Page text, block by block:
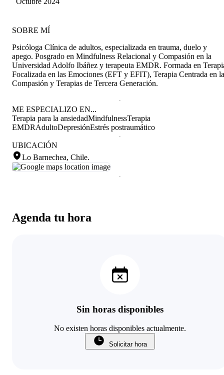
que dar infinitas gracias porque claramente hoy
guía. Hoy confío mucho más en mí y me siento
fuerte para continuar… Vivi muchas gracias por
todo… eternamente agradecida y feliz de
conocerte. Un abrazo gigante a la distancia 🥰
Agenda tu hora
Sin horas disponibles
No existen horas disponibles actualmente.
Solicitar hora
SOBRE MÍ
Psicóloga Clínica de adultos, especializada en trauma, duelo y
apego. Posgrado en Mindfulness Relacional y Compasión en la
Universidad Adolfo Ibáñez y terapeuta EMDR. Formada en
Focalizada en las Emociones (EFT y EFIT), Terapia Centrada en la
Compasión y Terapias de Tercera Generación.
ME ESPECIALIZO EN...
Terapia para la ansiedadMindfulnessTerapia
EMDRAdultoDepresiónEstrés postraumático
UBICACIÓN
Lo Barnechea, Chile.